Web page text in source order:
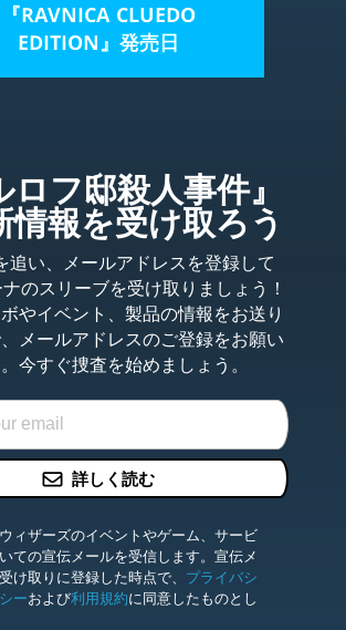
『RAVNICA CLUEDO
EDITION』発売日
ロフ邸殺人事件』
情報を受け取ろう
追い、メールアドレスを登録して
のスリーブを受け取りましょう！
やイベント、製品の情報をお送り
メールアドレスのご登録をお願い
今すぐ捜査を始めましょう。
詳しく読む
ィザーズのイベントやゲーム、サービ
ての宣伝メールを受信します。宣伝メ
け取りに登録した時点で、 プライバシ
ーおよび利用規約に同意したものとし